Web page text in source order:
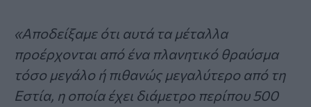
«Αποδείξαμε ότι αυτά τα μέταλλα
προέρχονται από ένα πλανητικό θραύσμα
τόσο μεγάλο ή πιθανώς μεγαλύτερο από τη
Εστία, η οποία έχει διάμετρο περίπου 500